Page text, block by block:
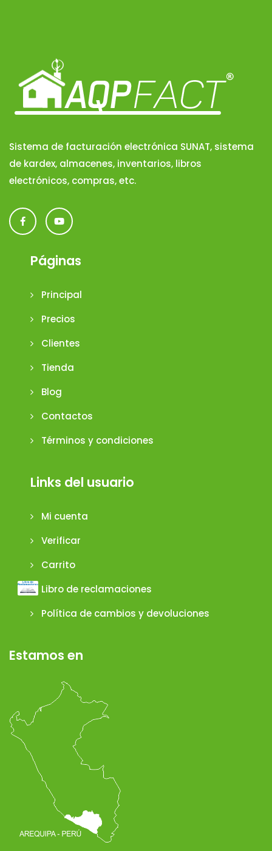
Sistema de facturación electrónica SUNAT, sistema
de kardex, almacenes, inventarios, libros
electrónicos, compras, etc.
Páginas
Principal
Precios
Clientes
Tienda
Blog
Contactos
Términos y condiciones
Links del usuario
Mi cuenta
Verificar
Carrito
Libro de reclamaciones
Política de cambios y devoluciones
Estamos en